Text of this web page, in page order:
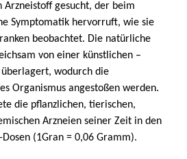
Arzneistoff gesucht, der beim
Symptomatik hervorruft, wie sie
beobachtet. Die natürliche
von einer künstlichen –
wodurch die
Organismus angestoßen werden.
die pflanzlichen, tierischen,
Arzneien seiner Zeit in den
(1Gran = 0,06 Gramm).